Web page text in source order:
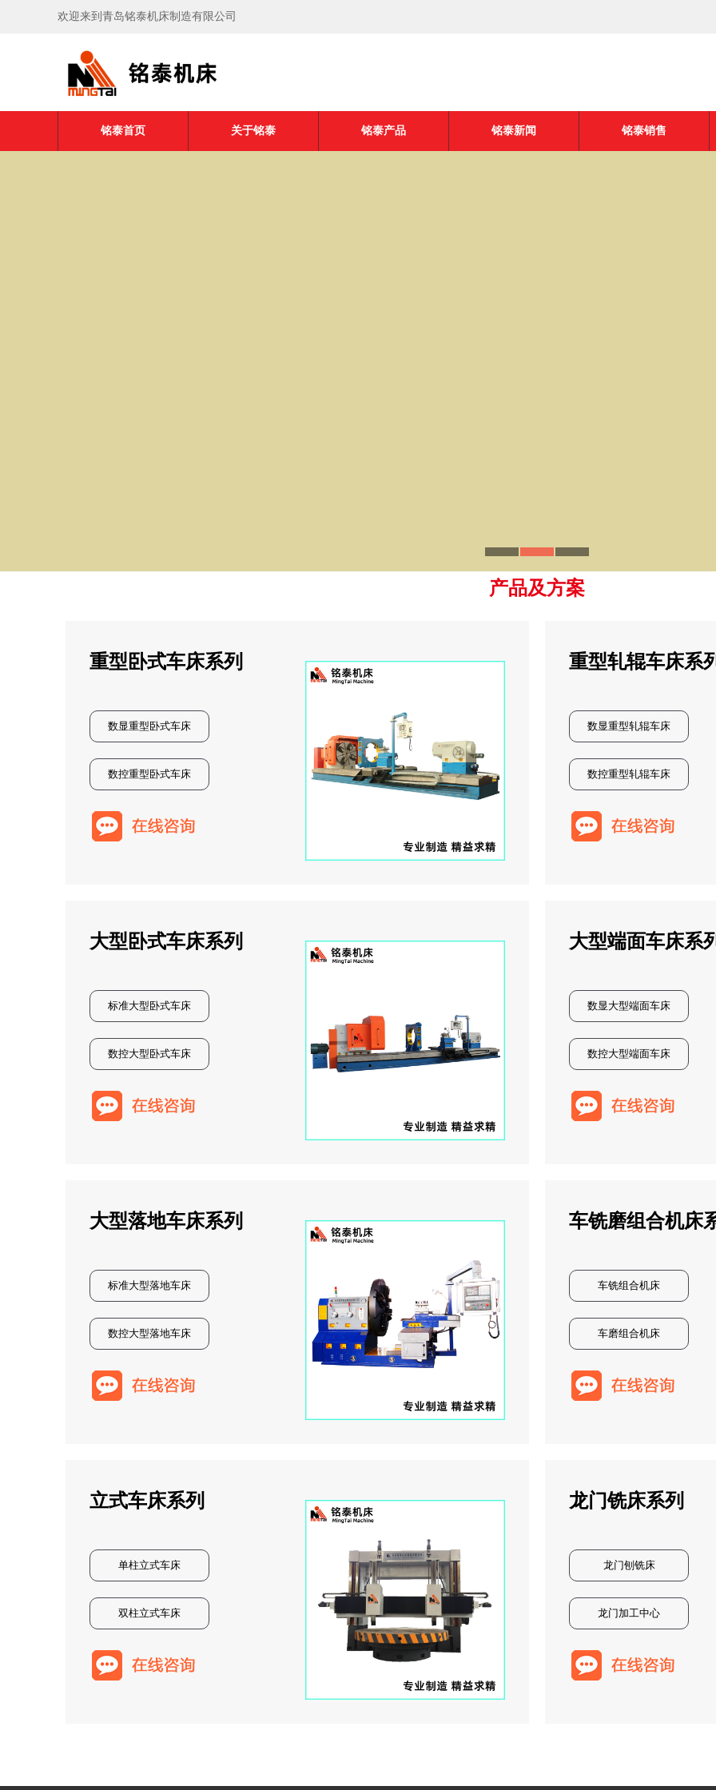
欢迎来到青岛铭泰机床制造有限公司
铭泰首页 关于铭泰 铭泰产品 铭泰新闻 铭泰销售
3
产品及方案
重型卧式车床系列
数显重型卧式车床
数控重型卧式车床
重型轧辊车床系
数显重型轧辊车床
数控重型轧辊车床
大型卧式车床系列
标准大型卧式车床
数控大型卧式车床
大型端面车床系
数显大型端面车床
数控大型端面车床
大型落地车床系列
标准大型落地车床
数控大型落地车床
车铣磨组合机床
车铣组合机床
车磨组合机床
立式车床系列
单柱立式车床
双柱立式车床
龙门铣床系列
龙门刨铣床
龙门加工中心